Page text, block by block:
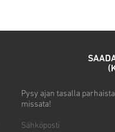
Pysy ajan tasalla
missata!